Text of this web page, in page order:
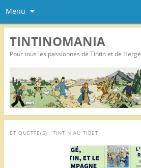
Menu
TINTINOMANIA
Pour tous les passionnés de Tintin et de Hergé
ÉTIQUETTE(S) : TINTIN AU TIBET